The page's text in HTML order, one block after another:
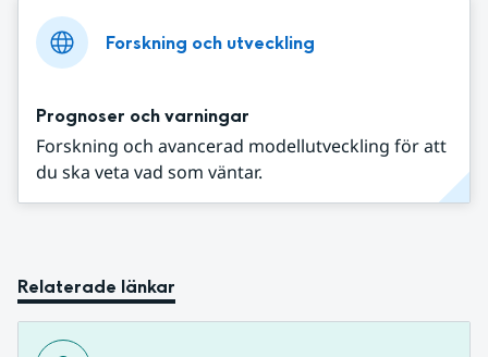
Forskning och utveckling
Prognoser och varningar
Forskning och avancerad modellutveckling för att
du ska veta vad som väntar.
Relaterade länkar